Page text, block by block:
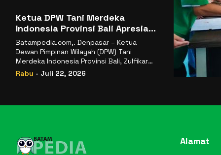
Ketua DPW Tani Merdeka
Indonesia Provinsi Bali Apresiasi
Penunjukan Dr. Sudaryono
sebagai Kepala Badan Gizi
Nasional
Batampedia.com,. Denpasar – Ketua
Dewan Pimpinan Wilayah (DPW) Tani
Merdeka Indonesia Provinsi Bali, Zulfikar
Wijaya, S.E., menyampaikan ucapan
Rabu - Juli 22, 2026
Alamat